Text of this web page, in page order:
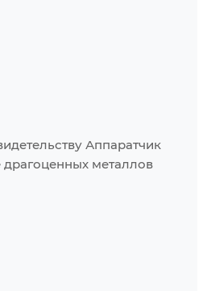
Аппаратчик
драгоценных металлов